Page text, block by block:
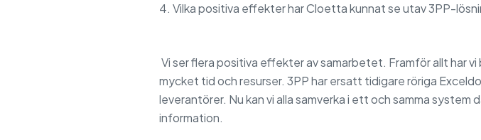
4. Vilka positiva effekter har Cloetta kunnat se utav 3PP-
Vi ser flera positiva effekter av samarbetet. Framför allt har
mycket tid och resurser. 3PP har ersatt tidigare röriga
leverantörer. Nu kan vi alla samverka i ett och samma system
information.